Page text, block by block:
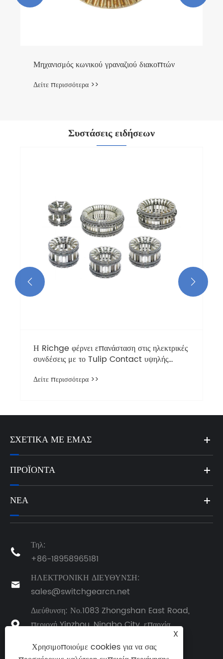
Μηχανισμός κωνικού γραναζιού διακοπτών
Δείτε περισσότερα >>
Συστάσεις ειδήσεων
Η Richge φέρνει επανάσταση στις ηλεκτρικές
συνδέσεις με το Tulip Contact υψηλής
επαφής ABB Tulip για τις παγκόσμιες
Δείτε περισσότερα >>
 
ΣΧΕΤΙΚΆ ΜΕ ΕΜΆΣ
ΠΡΟΪΌΝΤΑ
ΝΈΑ

Τηλ:
+86-18958965181

ΗΛΕΚΤΡΟΝΙΚΗ ΔΙΕΥΘΥΝΣΗ:
sales@switchgearcn.net

Διεύθυνση: Νο.1083 Zhongshan East Road,
περιοχή Yinzhou, Ningbo City, επαρχία
X
Χρησιμοποιούμε cookies για να σας